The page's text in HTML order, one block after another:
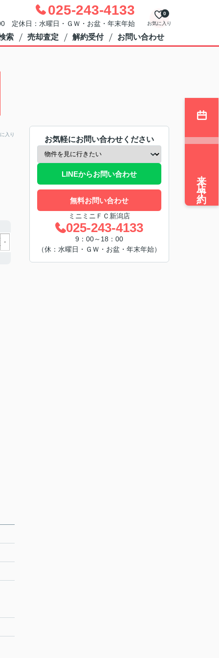
025-243-4133
定休日：水曜日・ＧＷ・お盆・年末年始 お気に入り
0
索 売却査定 解約受付 お問い合わせ
入り
お気軽にお問い合わせください
LINEからお問い合わせ
無料お問い合わせ
ミニミニＦＣ新潟店
025-243-4133
9：00～18：00
（休：水曜日・ＧＷ・お盆・年末年始）
来店予約